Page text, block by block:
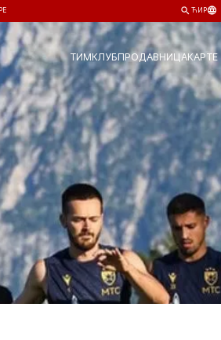
ЋИР
ТИМКЛУБПРОДАВНИЦАКАРТЕ